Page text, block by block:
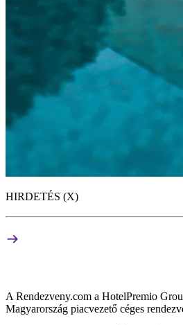
HIRDETÉS (X)
A Rendezveny.com a HotelPremio
Magyarország piacvezető céges